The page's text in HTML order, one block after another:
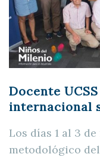
Docente
internacional
Los días 1 al 3
metodológico